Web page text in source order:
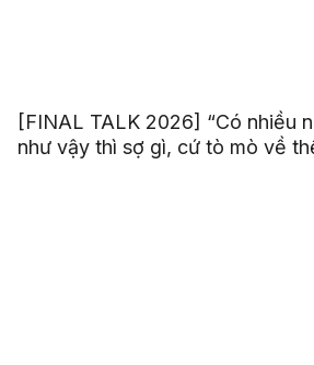
[FINAL TALK 2026] “Có nhiều
như vậy thì sợ gì, cứ tò mò về